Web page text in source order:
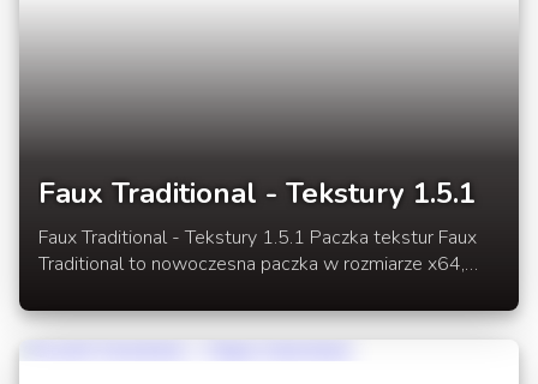
Faux Traditional - Tekstury 1.5.1
Faux Traditional - Tekstury 1.5.1 Paczka tekstur Faux
Traditional to nowoczesna paczka w rozmiarze x64,
przypomina rozmyte tekstury. Efekt został uzyskany
przy pomocy Photoshop. W rozwinięciu link do paczki
tekstur pod Minecraft 1.5.1